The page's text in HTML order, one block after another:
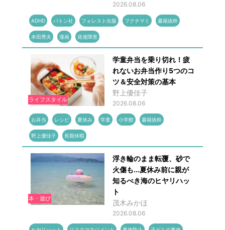
2026.08.06
ADHD バトン社 フォレスト出版 フクチマミ 書籍抜粋
本田秀夫 漫画 発達障害
ライフスタイル
学童弁当を乗り切れ！疲
れないお弁当作り5つのコ
ツ＆安全対策の基本
野上優佳子
2026.08.06
お弁当 レシピ 夏休み 学童 小学館 書籍抜粋
野上優佳子 長期休暇
本・遊び
浮き輪のまま転覆、砂で
火傷も...夏休み前に親が
知るべき海のヒヤリハッ
ト
茂木みかほ
2026.08.06